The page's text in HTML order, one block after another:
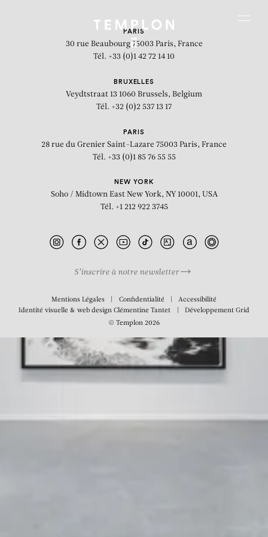
PARIS
30 rue Beaubourg 75003 Paris, France
Tél. +33 (0)1 42 72 14 10
BRUXELLES
Veydtstraat 13 1060 Brussels, Belgium
Tél. +32 (0)2 537 13 17
PARIS
28 rue du Grenier Saint-Lazare 75003 Paris, France
Tél. +33 (0)1 85 76 55 55
NEW YORK
Soho / Midtown East New York, NY 10001, USA
Tél. +1 212 922 3745
S’inscrire à notre newsletter
Mentions Légales Confidentialité
Accessibilité
Identité visuelle & web designClémentine Tantet Développement Grid
© Templon 2026